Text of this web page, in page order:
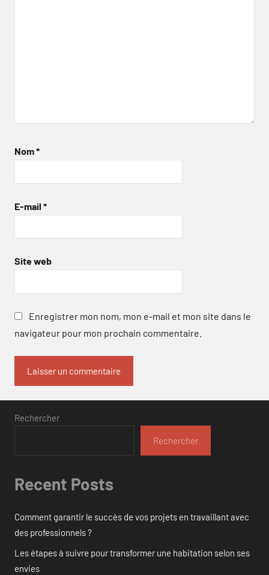
Nom*
E-mail *
Site web
Enregistrer mon nom, mon e-mail et mon site dans le
navigateur pour mon prochain commentaire.
Rechercher
Rechercher
Recent Posts
Comment garantir le succès de vos projets en travaillant avec
des professionnels ?
Les étapes à suivre pour transformer une habitation selon ses
envies